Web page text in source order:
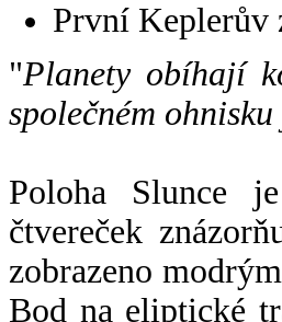
První Keplerův
"Planety obíhají
společném ohnisku
Poloha Slunce
čtvereček
zobrazeno
Bod na eliptické